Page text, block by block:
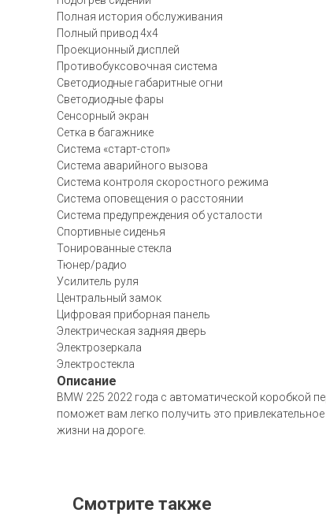
Полная история обслуживания
Полный привод 4х4
Проекционный дисплей
Противобуксовочная система
Светодиодные габаритные огни
Светодиодные фары
Сенсорный экран
Сетка в багажнике
Система «старт-стоп»
Система аварийного вызова
Система контроля скоростного режима
Система оповещения о расстоянии
Система предупреждения об усталости
Спортивные сиденья
Тонированные стекла
Тюнер/радио
Усилитель руля
Центральный замок
Цифровая приборная панель
Электрическая задняя дверь
Электрозеркала
Электростекла
Описание
BMW 225 2022 года с автоматической коробкой
поможет вам легко получить это
жизни на дороге.
Смотрите также